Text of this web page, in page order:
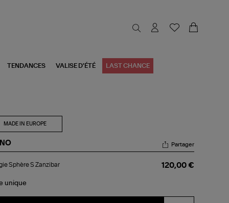
TENDANCES VALISE D'ÉTÉ LAST CHANCE
MADE IN EUROPE
Partager
Sphère S Zanzibar 120,00 €
unique